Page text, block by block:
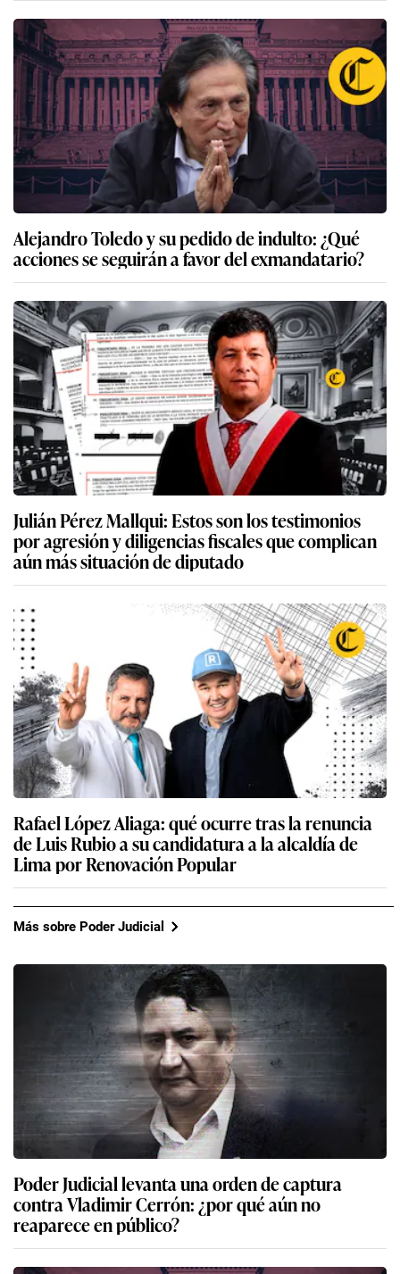
Alejandro Toledo y su pedido de indulto: ¿Qué
acciones se seguirán a favor del exmandatario?
Julián Pérez Mallqui: Estos son los testimonios
por agresión y diligencias fiscales que complican
aún más situación de diputado
Rafael López Aliaga: qué ocurre tras la renuncia
de Luis Rubio a su candidatura a la alcaldía de
Lima por Renovación Popular
Más sobre Poder Judicial
Poder Judicial levanta una orden de captura
contra Vladimir Cerrón: ¿por qué aún no
reaparece en público?